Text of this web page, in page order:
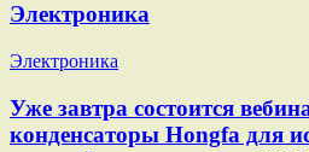
Электроника
Электроника
Уже завтра состоится
конденсаторы Hongfa для